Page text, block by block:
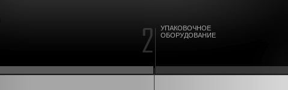
УПАКОВОЧНОЕ
ОБОРУДОВАНИЕ